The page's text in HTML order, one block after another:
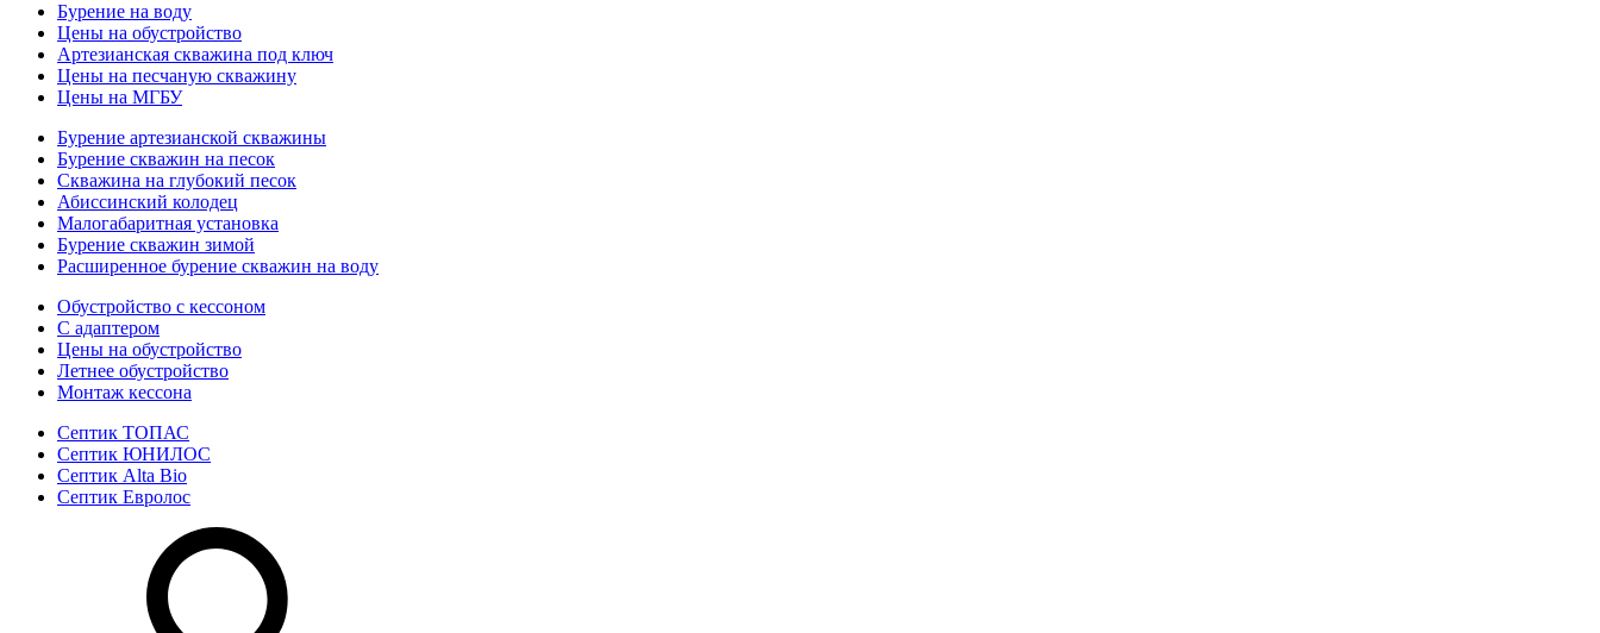
Бурение на воду
Цены на обустройство
Артезианская скважина под ключ
Цены на песчаную скважину
Цены на МГБУ
Бурение артезианской скважины
Бурение скважин на песок
Скважина на глубокий песок
Абиссинский колодец
Малогабаритная установка
Бурение скважин зимой
Расширенное бурение скважин на воду
Обустройство с кессоном
С адаптером
Цены на обустройство
Летнее обустройство
Монтаж кессона
Септик ТОПАС
Септик ЮНИЛОС
Септик Alta Bio
Септик Евролос